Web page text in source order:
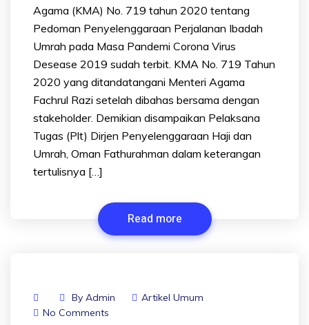
Agama (KMA) No. 719 tahun 2020 tentang
Pedoman Penyelenggaraan Perjalanan Ibadah
Umrah pada Masa Pandemi Corona Virus
Desease 2019 sudah terbit. KMA No. 719 Tahun
2020 yang ditandatangani Menteri Agama
Fachrul Razi setelah dibahas bersama dengan
stakeholder. Demikian disampaikan Pelaksana
Tugas (Plt) Dirjen Penyelenggaraan Haji dan
Umrah, Oman Fathurahman dalam keterangan
tertulisnya […]
Read more
By Admin
Artikel Umum
No Comments